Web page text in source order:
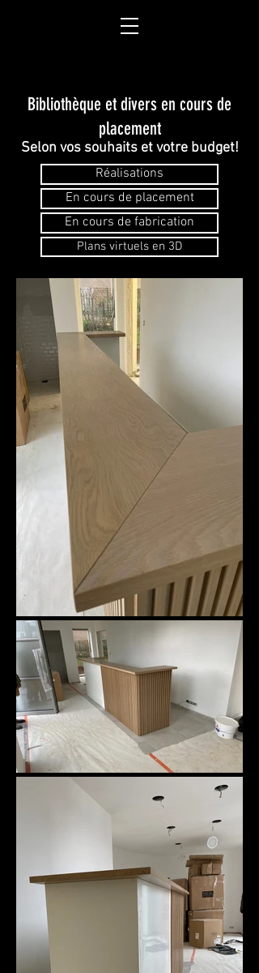
Bibliothèque et divers en cours de
placement
Selon vos souhaits et votre budget!
Réalisations
En cours de placement
En cours de fabrication
Plans virtuels en 3D